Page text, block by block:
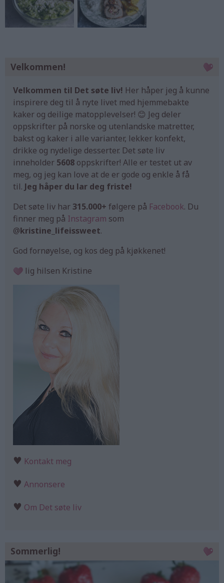
Velkommen!
Velkommen til Det søte liv! Her håper jeg å kunne
inspirere deg til å nyte livet med hjemmebakte
kaker og deilige matopplevelser! 😊 Jeg deler
oppskrifter på norske og utenlandske matretter,
bakst og kaker i alle varianter, lekker konfekt,
drikke og nydelige desserter. Det søte liv
inneholder 5608 oppskrifter! Alle er testet ut av
meg, og jeg kan love at de er gode og enkle å få
til. Jeg håper du lar deg friste!
Det søte liv har315.000+ følgere på Facebook. Du
finner meg på Instagram som
@kristine_lifeissweet.
God fornøyelse, og kos deg på kjøkkenet!
lig hilsen Kristine
♥ Kontakt meg
♥ Annonsere
♥ Om Det søte liv
Sommerlig!